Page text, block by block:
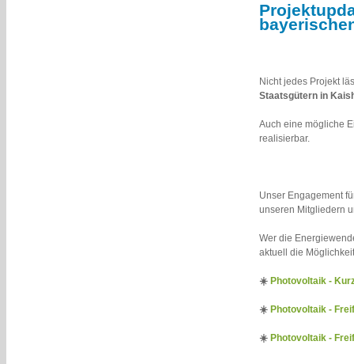
Nicht jedes Projekt
Staatsgütern in
Auch eine mögliche
realisierbar.
Unser Engagement
unseren Mitgliedern
Wer die
aktuell die
☀️ Photovoltaik -
☀️ Photovoltaik -
☀️ Photovoltaik -